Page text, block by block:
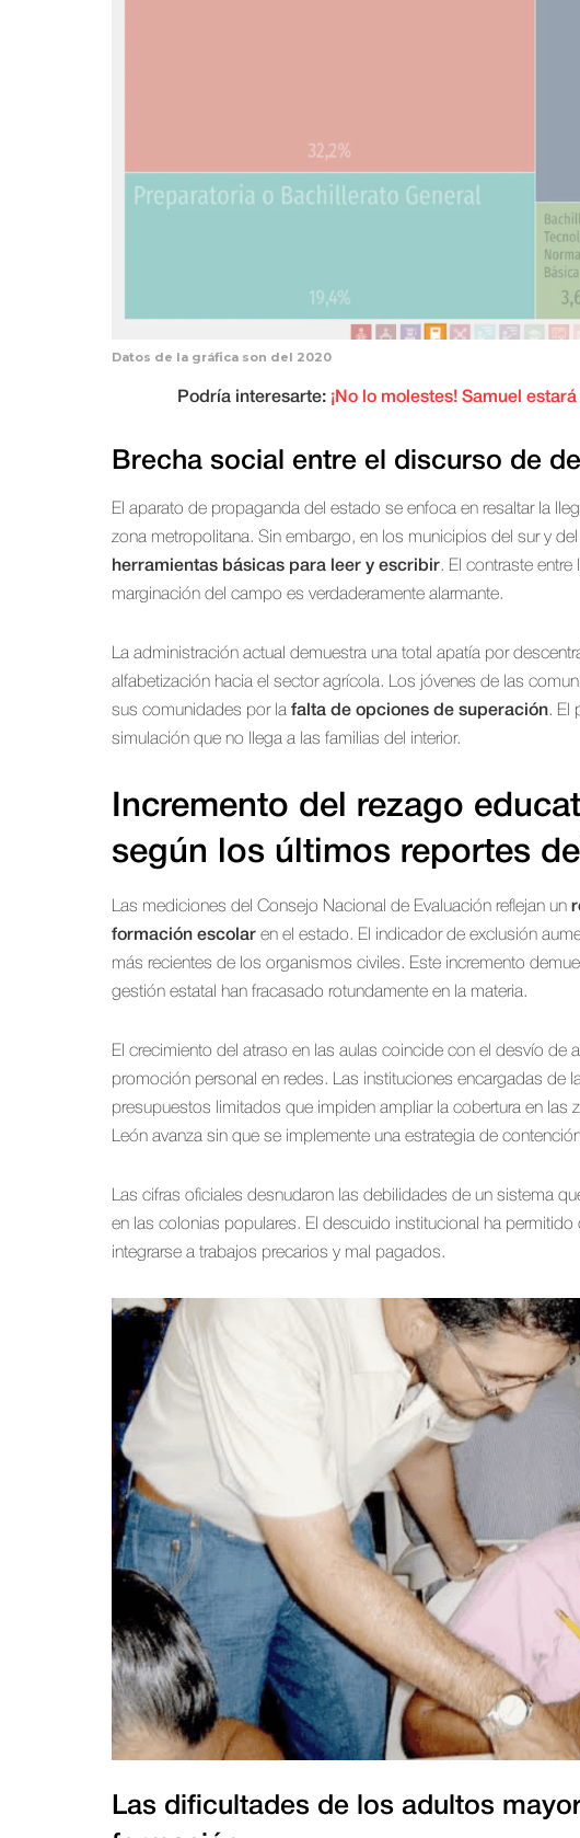
Datos de la gráfica son del 2020
Podría interesarte: ¡No lo molestes! Samuel
Brecha social entre el discurso de
El aparato de propaganda del estado se enfoca en resaltar la
zona metropolitana. Sin embargo, en los municipios del sur y
herramientas básicas para leer y escribir. El contraste
marginación del campo es verdaderamente alarmante.
La administración actual demuestra una total apatía por
alfabetización hacia el sector agrícola. Los jóvenes de las
sus comunidades por la falta de opciones de superación. El
simulación que no llega a las familias del interior.
Incremento del rezago
según los últimos reportes
Las mediciones del Consejo Nacional de Evaluación reflejan un
formación escolar en el estado. El indicador de exclusión
más recientes de los organismos civiles. Este incremento
gestión estatal han fracasado rotundamente en la materia.
El crecimiento del atraso en las aulas coincide con el desvío de
promoción personal en redes. Las instituciones encargadas de
presupuestos limitados que impiden ampliar la cobertura en las
León avanza sin que se implemente una estrategia de
Las cifras oficiales desnudaron las debilidades de un sistema
en las colonias populares. El descuido institucional ha
integrarse a trabajos precarios y mal pagados.
Las dificultades de los adultos